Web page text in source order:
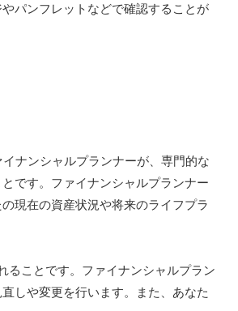
パンフレットなどで確認することが
ナンシャルプランナーが、専門的な
です。ファイナンシャルプランナー
現在の資産状況や将来のライフプラ
ることです。ファイナンシャルプラン
しや変更を行います。また、あなた